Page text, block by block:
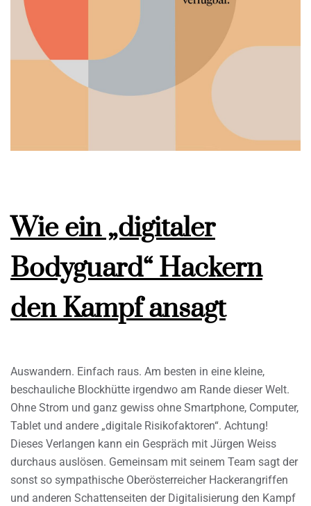
Wie ein „digitaler
Bodyguard“ Hackern
den Kampf ansagt
Auswandern. Einfach raus. Am besten in eine kleine,
beschauliche Blockhütte irgendwo am Rande dieser Welt.
Ohne Strom und ganz gewiss ohne Smartphone, Computer,
Tablet und andere „digitale Risikofaktoren“. Achtung!
Dieses Verlangen kann ein Gespräch mit Jürgen Weiss
durchaus auslösen. Gemeinsam mit seinem Team sagt der
sonst so sympathische Oberösterreicher Hackerangriffen
und anderen Schattenseiten der Digitalisierung den Kampf